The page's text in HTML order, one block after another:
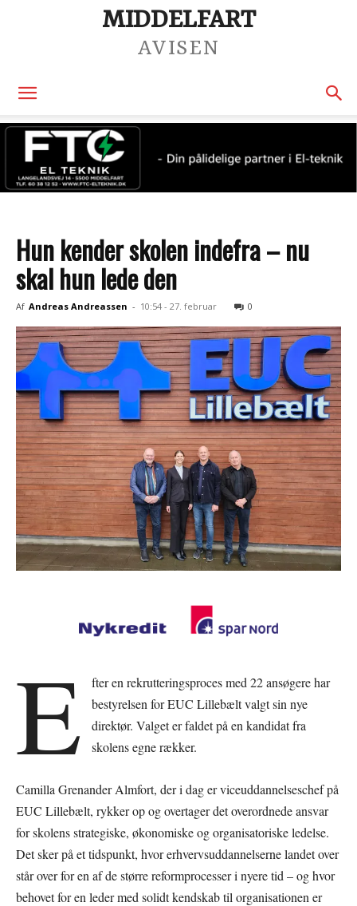
MIDDELFART
AVISEN
Hun kender skolen indefra – nu
skal hun lede den
Af Andreas Andreassen - 10:54 - 27. februar 0
E
fter en rekrutteringsproces med 22 ansøgere har
bestyrelsen for EUC Lillebælt valgt sin nye
direktør. Valget er faldet på en kandidat fra
skolens egne rækker.
Camilla Grenander Almfort, der i dag er viceuddannelseschef på
EUC Lillebælt, rykker op og overtager det overordnede ansvar
for skolens strategiske, økonomiske og organisatoriske ledelse.
Det sker på et tidspunkt, hvor erhvervsuddannelserne landet over
står over for en af de større reformprocesser i nyere tid – og hvor
behovet for en leder med solidt kendskab til organisationen er